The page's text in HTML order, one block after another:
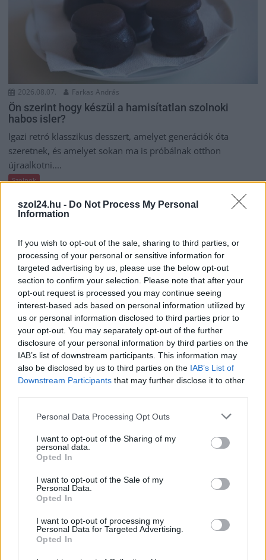
szol24.hu - Do Not Process My Personal
Information
If you wish to opt-out of the sale, sharing to third parties, or
processing of your personal or sensitive information for
targeted advertising by us, please use the below opt-out
section to confirm your selection. Please note that after your
opt-out request is processed you may continue seeing
interest-based ads based on personal information utilized by
us or personal information disclosed to third parties prior to
your opt-out. You may separately opt-out of the further
disclosure of your personal information by third parties on the
IAB’s list of downstream participants. This information may
also be disclosed by us to third parties on the IAB’s List of
Downstream Participants that may further disclose it to other
Please note that this website/app uses one or more Google
not limited to your visit or usage behaviour. You may click to
grant or deny consent to Google and its third-party tags to
use your data for below specified purposes in below Google
consent section.
Personal Data Processing Opt Outs
I want to opt-out of the Sharing of my
personal data.
Opted In
I want to opt-out of the Sale of my
Personal Data.
Opted In
I want to opt-out of processing my
Personal Data for Targeted Advertising.
Opted In
2026.08.07. Farkas András
Ön szerint hogy készül a hamisítatlan szolnoki
habos isler?
Igazi retró klasszikus desszert, amelyet generációk óta
szeretnek, és amelyet sokan ma is próbálnak otthon
újraalkotni....
Szolnok
2026.08.07. Horváth Zsolt
Györfi Mihály több tucat vállalkozással egyeztetett
a kerékpárgyár dolgozóinak megsegítéséről
Rövid idő alatt számos vállalkozás jelezte, hogy segítene
bezárása...
Szolnok